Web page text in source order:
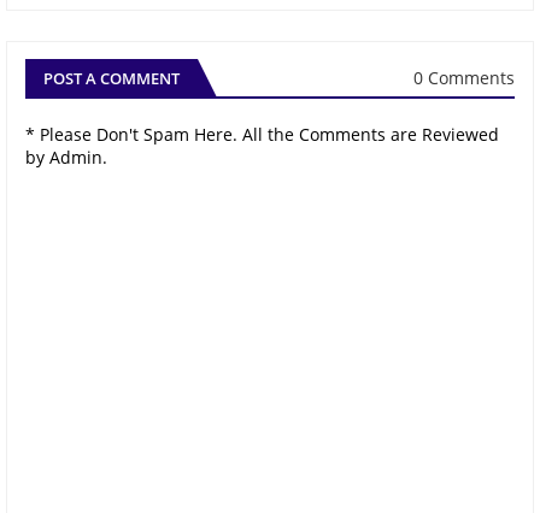
POST A COMMENT 0 Comments
* Please Don't Spam Here. All the Comments are Reviewed
by Admin.